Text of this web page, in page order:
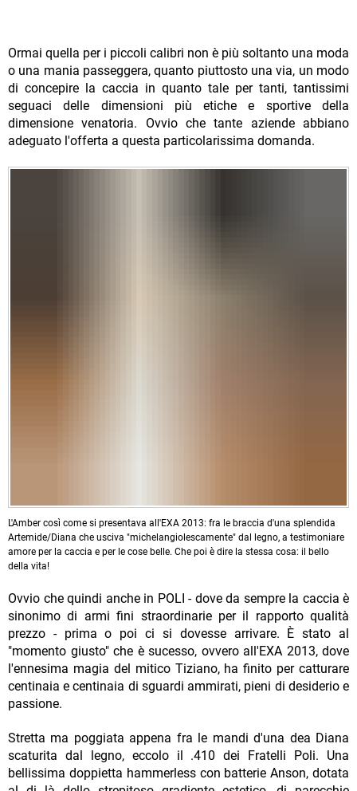
Ormai quella per i piccoli calibri non è più soltanto una moda
o una mania passeggera, quanto piuttosto una via, un modo
di concepire la caccia in quanto tale per tanti, tantissimi
seguaci delle dimensioni più etiche e sportive della
dimensione venatoria. Ovvio che tante aziende abbiano
adeguato l'offerta a questa particolarissima domanda.
L'Amber così come si presentava all'EXA 2013: fra le braccia d'una splendida
Artemide/Diana che usciva "michelangiolescamente" dal legno, a testimoniare
amore per la caccia e per le cose belle. Che poi è dire la stessa cosa: il bello
della vita!
Ovvio che quindi anche in POLI - dove da sempre la caccia è
sinonimo di armi fini straordinarie per il rapporto qualità
prezzo - prima o poi ci si dovesse arrivare. È stato al
"momento giusto" che è sucesso, ovvero all'EXA 2013, dove
l'ennesima magia del mitico Tiziano, ha finito per catturare
centinaia e centinaia di sguardi ammirati, pieni di desiderio e
passione.
Stretta ma poggiata appena fra le mandi d'una dea Diana
scaturita dal legno, eccolo il .410 dei Fratelli Poli. Una
bellissima doppietta hammerless con batterie Anson, dotata